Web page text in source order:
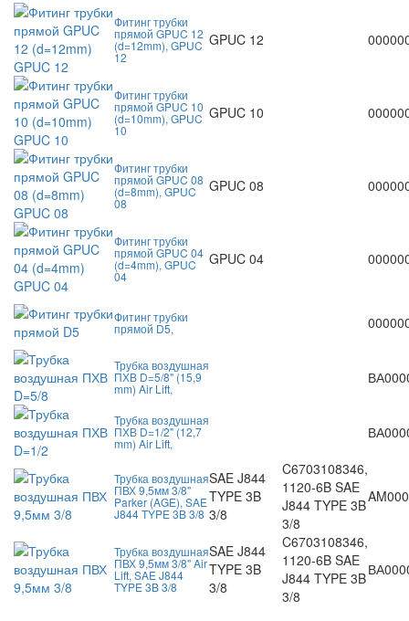
Фитинг трубки
прямой GPUC 12
(d=12mm), GPUC
12
GPUC 12
Фитинг трубки
прямой GPUC 10
(d=10mm), GPUC
10
GPUC 10
Фитинг трубки
прямой GPUC 08
(d=8mm), GPUC
08
GPUC 08
Фитинг трубки
прямой GPUC 04
(d=4mm), GPUC
04
GPUC 04
Фитинг трубки
прямой D5,
Трубка воздушная
ПХВ D=5/8" (15,9
mm) Air Lift,
Трубка воздушная
ПХВ D=1/2" (12,7
mm) Air Lift,
Трубка воздушная
ПВХ 9,5мм 3/8"
Parker (AGE), SAE
J844 TYPE 3B 3/8
SAE J844
TYPE 3B
3/8
C6703108346,
1120-6B SAE
J844 TYPE 3B
3/8
Трубка воздушная
ПВХ 9,5мм 3/8" Air
Lift, SAE J844
TYPE 3B 3/8
SAE J844
TYPE 3B
3/8
C6703108346,
1120-6B SAE
J844 TYPE 3B
3/8